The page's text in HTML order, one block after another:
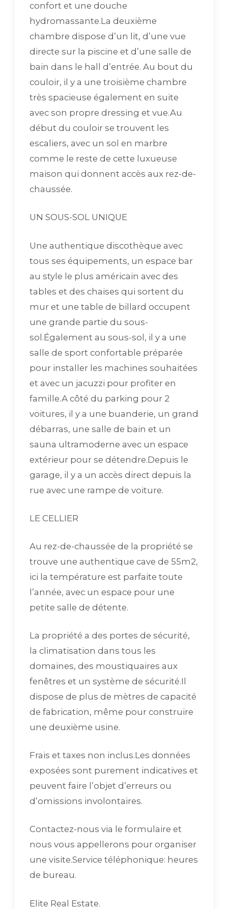
confort et une douche
hydromassante.La deuxième
chambre dispose d’un lit, d’une vue
directe sur la piscine et d’une salle de
bain dans le hall d’entrée. Au bout du
couloir, il y a une troisième chambre
très spacieuse également en suite
avec son propre dressing et vue.Au
début du couloir se trouvent les
escaliers, avec un sol en marbre
comme le reste de cette luxueuse
maison qui donnent accès aux rez-de-
chaussée.
UN SOUS-SOL UNIQUE
Une authentique discothèque avec
tous ses équipements, un espace bar
au style le plus américain avec des
tables et des chaises qui sortent du
mur et une table de billard occupent
une grande partie du sous-
sol.Également au sous-sol, il y a une
salle de sport confortable préparée
pour installer les machines souhaitées
et avec un jacuzzi pour profiter en
famille.A côté du parking pour 2
voitures, il y a une buanderie, un grand
débarras, une salle de bain et un
sauna ultramoderne avec un espace
extérieur pour se détendre.Depuis le
garage, il y a un accès direct depuis la
rue avec une rampe de voiture.
LE CELLIER
Au rez-de-chaussée de la propriété se
trouve une authentique cave de 55m2,
ici la température est parfaite toute
l’année, avec un espace pour une
petite salle de détente.
La propriété a des portes de sécurité,
la climatisation dans tous les
domaines, des moustiquaires aux
fenêtres et un système de sécurité.Il
dispose de plus de mètres de capacité
de fabrication, même pour construire
une deuxième usine.
Frais et taxes non inclus.Les données
exposées sont purement indicatives et
peuvent faire l’objet d’erreurs ou
d’omissions involontaires.
Contactez-nous via le formulaire et
nous vous appellerons pour organiser
une visite.Service téléphonique: heures
de bureau.
Elite Real Estate.